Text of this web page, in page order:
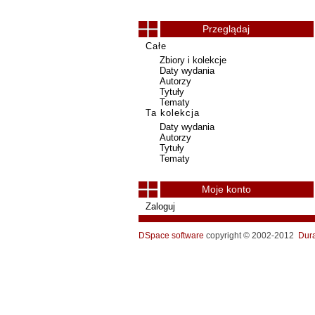
Przeglądaj
Całe
Zbiory i kolekcje
Daty wydania
Autorzy
Tytuły
Tematy
Ta kolekcja
Daty wydania
Autorzy
Tytuły
Tematy
Moje konto
Zaloguj
DSpace software copyright © 2002-2012